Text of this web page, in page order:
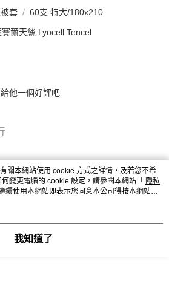
套 60支 特大/180x210
賽爾天絲 Lyocell Tencel
他一個好評吧
關本網站使用 cookie 方式之詳情，及若您不希
變更電腦的 cookie 設定，請參閱本網站「 隱私
續使用本網站即表示您同意本公司得按本網站使
。
我知道了